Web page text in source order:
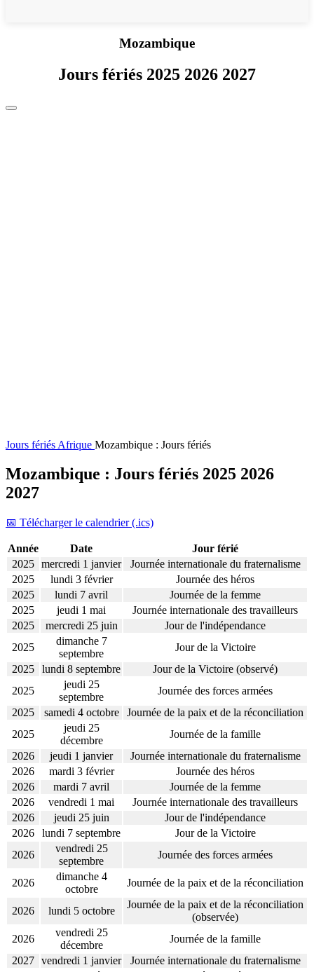
Mozambique
Jours fériés 2025 2026 2027
Jours fériés Afrique Mozambique : Jours fériés
Mozambique : Jours fériés 2025 2026
2027
📅 Télécharger le calendrier (.ics)
Année Date
Jour férié
2025 mercredi 1 janvier
Journée internationale du fraternalisme
2025
lundi 3 février
Journée des héros
2025
lundi 7 avril
Journée de la femme
2025
jeudi 1 mai
Journée internationale des travailleurs
2025
mercredi 25 juin
Jour de l'indépendance
2025
dimanche 7
septembre
Jour de la Victoire
2025
lundi 8 septembre
Jour de la Victoire (observé)
2025
jeudi 25
septembre
Journée des forces armées
2025
samedi 4 octobre
Journée de la paix et de la réconciliation
2025
jeudi 25
décembre
Journée de la famille
2026
jeudi 1 janvier
Journée internationale du fraternalisme
2026
mardi 3 février
Journée des héros
2026
mardi 7 avril
Journée de la femme
2026
vendredi 1 mai
Journée internationale des travailleurs
2026
jeudi 25 juin
Jour de l'indépendance
2026
lundi 7 septembre
Jour de la Victoire
2026
vendredi 25
septembre
Journée des forces armées
2026
dimanche 4
octobre
Journée de la paix et de la réconciliation
2026 lundi 5 octobre
Journée de la paix et de la réconciliation
(observée)
2026
vendredi 25
décembre
Journée de la famille
2027 vendredi 1 janvier
Journée internationale du fraternalisme